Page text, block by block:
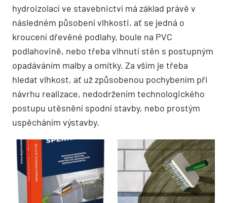
hydroizolací ve stavebnictví má základ právě v
následném působení vlhkosti, ať se jedná o
kroucení dřevěné podlahy, boule na PVC
podlahovině, nebo třeba vlhnutí stěn s postupným
opadáváním malby a omítky. Za vším je třeba
hledat vlhkost, ať už způsobenou pochybením při
návrhu realizace, nedodržením technologického
postupu utěsnění spodní stavby, nebo prostým
uspěcháním výstavby.